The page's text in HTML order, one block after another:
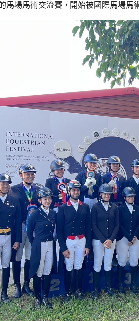
馬場馬術交流賽，開始被國際馬場馬